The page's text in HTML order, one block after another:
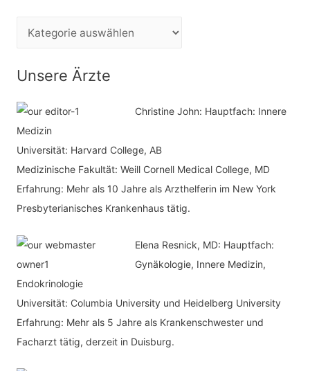
c
h
:
t
g
o
r
i
Unsere Ärzte
Christine John: Hauptfach: Innere
Medizin
Universität: Harvard College, AB
Medizinische Fakultät: Weill Cornell Medical College, MD
Erfahrung: Mehr als 10 Jahre als Arzthelferin im New York
Presbyterianisches Krankenhaus tätig.
Elena Resnick, MD: Hauptfach:
Gynäkologie, Innere Medizin,
Endokrinologie
Universität: Columbia University und Heidelberg University
Erfahrung: Mehr als 5 Jahre als Krankenschwester und
Facharzt tätig, derzeit in Duisburg.